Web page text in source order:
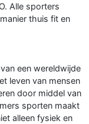
Alle sporters
thuis fit en
een wereldwijde
leven van mensen
door middel van
sporten maakt
alleen fysiek en